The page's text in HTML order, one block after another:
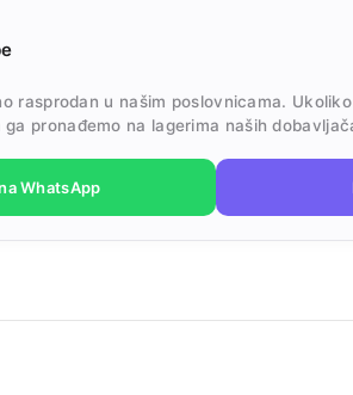
rasprodan u našim poslovnicama.
pronađemo na lagerima naših
WhatsApp